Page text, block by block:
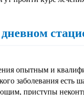
опытным и
заболевания есть
приступы